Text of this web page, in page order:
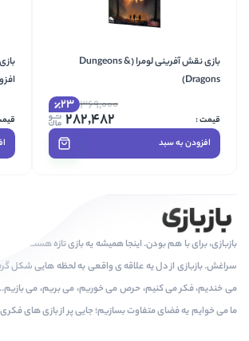
بازی نقش آفرینی لومرا (Dungeons &
Dragons)
افزودن به سبد
23 369,000
282,482
بازبازی، برای با هم بودن. اینجا همیشه یه بازی تازه هست که دلت
سراغش. بازبازی از دل یه علاقه ی واقعی به لحظه هایی شکل
می خندیم، فکر می کنیم، حرص می خوریم، می بریم، می
ما می خوایم یه فضای متفاوت بسازیم؛ جایی پر از بازی های